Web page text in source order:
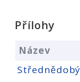
Přílohy
Název